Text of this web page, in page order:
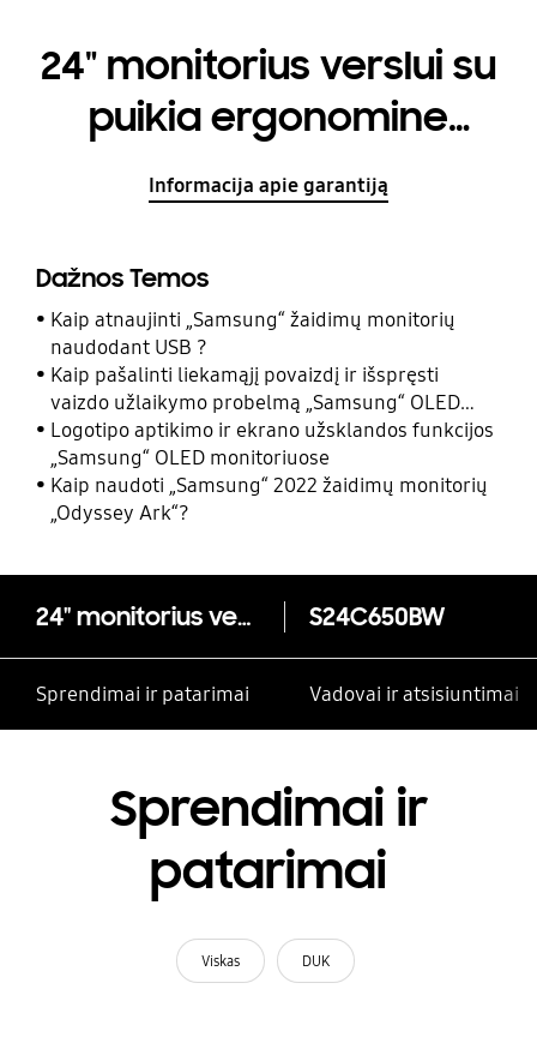
24" monitorius verslui su
puikia ergonomine
funkcija
Informacija apie garantiją
Dažnos Temos
Kaip atnaujinti „Samsung“ žaidimų monitorių
naudodant USB ?
Kaip pašalinti liekamąjį povaizdį ir išspręsti
vaizdo užlaikymo probelmą „Samsung“ OLED
monitoriaus ekrane?
Logotipo aptikimo ir ekrano užsklandos funkcijos
„Samsung“ OLED monitoriuose
Kaip naudoti „Samsung“ 2022 žaidimų monitorių
„Odyssey Ark“?
24" monitorius verslui su puikia ergonomine funkcija S24C650BW
Sprendimai ir patarimai Vadovai ir atsisiuntimai
Sprendimai ir
patarimai
Viskas DUK